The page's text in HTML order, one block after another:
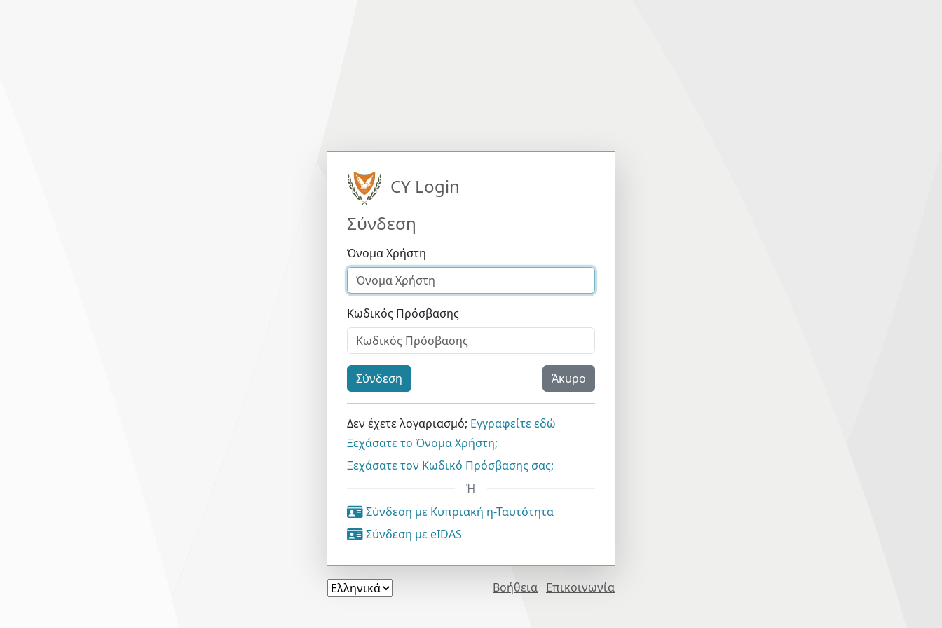
CY Login
Σύνδεση
Όνομα Χρήστη
Κωδικός Πρόσβασης
Σύνδεση Άκυρο
Δεν έχετε λογαριασμό; Εγγραφείτε εδώ
Ξεχάσατε το Όνομα Χρήστη;
Ξεχάσατε τον Κωδικό Πρόσβασης σας;
Ή
Σύνδεση με Κυπριακή η-Ταυτότητα
Σύνδεση με eIDAS
Βοήθεια Επικοινωνία